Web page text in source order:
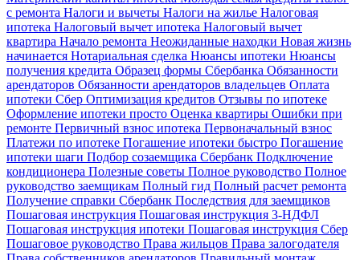
с ремонта Налоги и вычеты Налоги на жилье Налоговая
ипотека Налоговый вычет ипотека Налоговый вычет
квартира Начало ремонта Неожиданные находки Новая жизнь
начинается Нотариальная сделка Нюансы ипотеки Нюансы
получения кредита Образец формы Сбербанка Обязанности
арендаторов Обязанности арендаторов владельцев Оплата
ипотеки Сбер Оптимизация кредитов Отзывы по ипотеке
Оформление ипотеки просто Оценка квартиры Ошибки при
ремонте Первичный взнос ипотека Первоначальный взнос
Платежи по ипотеке Погашение ипотеки быстро Погашение
ипотеки шаги Подбор созаемщика Сбербанк Подключение
кондиционера Полезные советы Полное руководство Полное
руководство заемщикам Полный гид Полный расчет ремонта
Получение справки Сбербанк Последствия для заемщиков
Пошаговая инструкция Пошаговая инструкция 3-НДФЛ
Пошаговая инструкция ипотеки Пошаговая инструкция Сбер
Пошаговое руководство Права жильцов Права залогодателя